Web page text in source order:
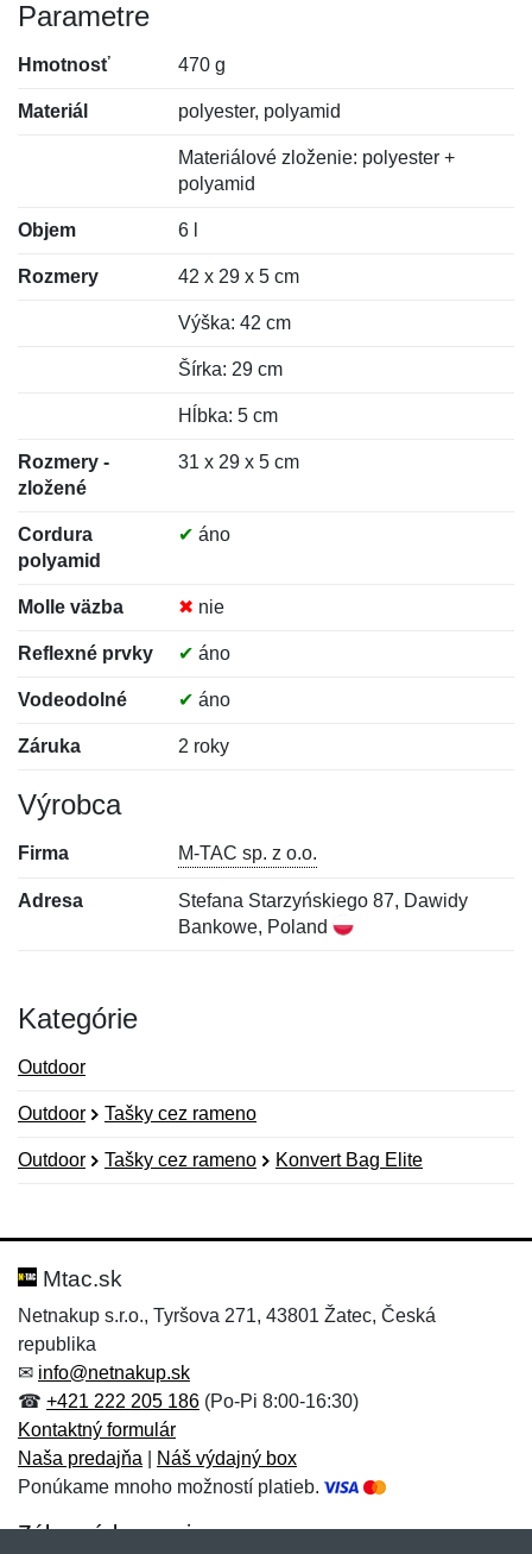
Parametre
Hmotnosť 470 g
Materiál polyester, polyamid
Materiálové zloženie: polyester +
polyamid
Objem 6 l
Rozmery 42 x 29 x 5 cm
Výška: 42 cm
Šírka: 29 cm
Hĺbka: 5 cm
Rozmery -
zložené
31 x 29 x 5 cm
Cordura
polyamid
✔ áno
Molle väzba ✖ nie
Reflexné prvky ✔ áno
Vodeodolné ✔ áno
Záruka 2 roky
Výrobca
Firma M-TAC sp. z o.o.
Adresa
Stefana Starzyńskiego 87, Dawidy
Bankowe, Poland
Kategórie
Outdoor
Outdoor Tašky cez rameno
Outdoor Tašky cez rameno Konvert Bag Elite
Hodnotenie:
Meno:*
E-mail:
Meno:
E-mail:*
Správa*
Mtac.sk
Netnakup s.r.o., Tyršova 271, 43801 Žatec, Česká
republika
✉ info@netnakup.sk
☎ +421 222 205 186 (Po-Pi 8:00-16:30)
Kontaktný formulár
Naša predajňa
Náš výdajný box
Ponúkame mnoho možností platieb.
Zákaznícky servis